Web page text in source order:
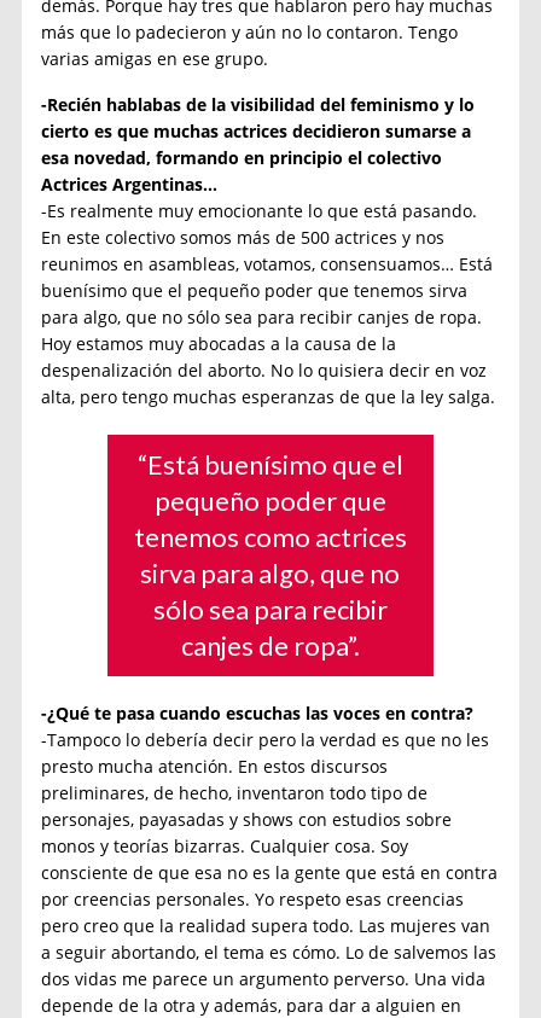
demás. Porque hay tres que hablaron pero hay muchas
más que lo padecieron y aún no lo contaron. Tengo
varias amigas en ese grupo.
-Recién hablabas de la visibilidad del feminismo y lo
cierto es que muchas actrices decidieron sumarse a
esa novedad, formando en principio el colectivo
Actrices Argentinas…
-Es realmente muy emocionante lo que está pasando.
En este colectivo somos más de 500 actrices y nos
reunimos en asambleas, votamos, consensuamos… Está
buenísimo que el pequeño poder que tenemos sirva
para algo, que no sólo sea para recibir canjes de ropa.
Hoy estamos muy abocadas a la causa de la
despenalización del aborto. No lo quisiera decir en voz
alta, pero tengo muchas esperanzas de que la ley salga.
“Está buenísimo que el
pequeño poder que
tenemos como actrices
sirva para algo, que no
sólo sea para recibir
canjes de ropa”.
-¿Qué te pasa cuando escuchas las voces en contra?
-Tampoco lo debería decir pero la verdad es que no les
presto mucha atención. En estos discursos
preliminares, de hecho, inventaron todo tipo de
personajes, payasadas y shows con estudios sobre
monos y teorías bizarras. Cualquier cosa. Soy
consciente de que esa no es la gente que está en contra
por creencias personales. Yo respeto esas creencias
pero creo que la realidad supera todo. Las mujeres van
a seguir abortando, el tema es cómo. Lo de salvemos las
dos vidas me parece un argumento perverso. Una vida
depende de la otra y además, para dar a alguien en